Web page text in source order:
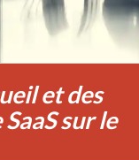
et des
sur le